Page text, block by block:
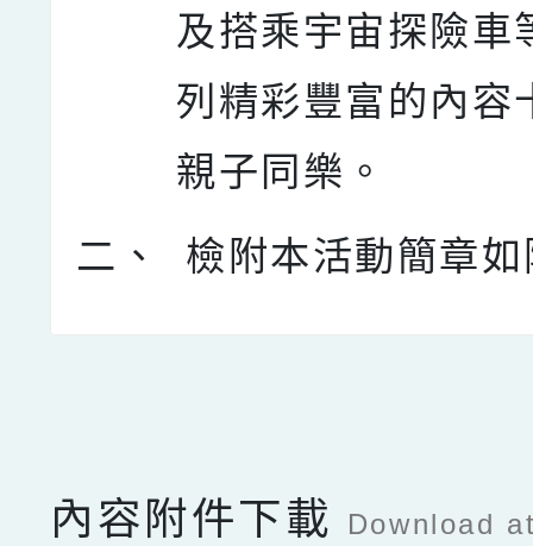
及搭乘宇宙探險車
列精彩豐富的內容
親子同樂。
二、
檢附本活動簡章
內容附件下載 Download